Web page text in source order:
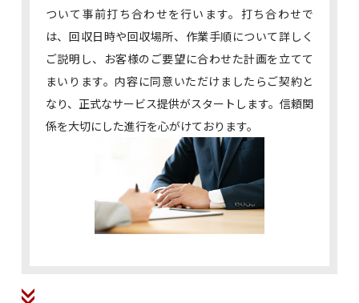
ついて事前打ち合わせを行います。打ち合わせで
は、回収日時や回収場所、作業手順について詳しく
ご説明し、お客様のご要望に合わせた計画を立てて
まいります。内容に同意いただけましたらご契約と
なり、正式なサービス提供がスタートします。信頼関
係を大切にした進行を心がけております。